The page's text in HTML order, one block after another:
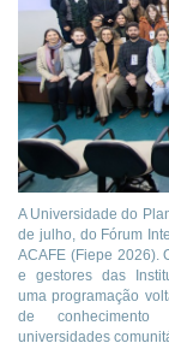
A Universidade do
de julho, do Fórum
ACAFE (Fiepe 2026).
e gestores das
uma programação
de
universidades